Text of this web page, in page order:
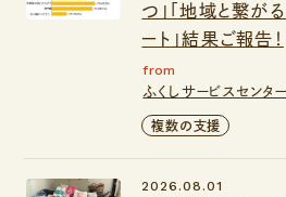
つ」「地域と繋が
ート」結果ご報告！
from
ふくしサービスセンタ
複数の支援
2026.08.01